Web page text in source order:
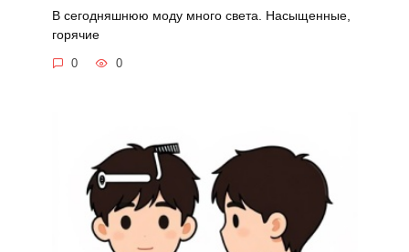
В сегодняшнюю моду много света. Насыщенные,
горячие
0 0